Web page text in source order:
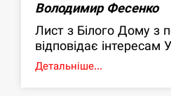
Володимир Фесенко
Лист з Білого Дому з
відповідає інтересам
Детальніше...